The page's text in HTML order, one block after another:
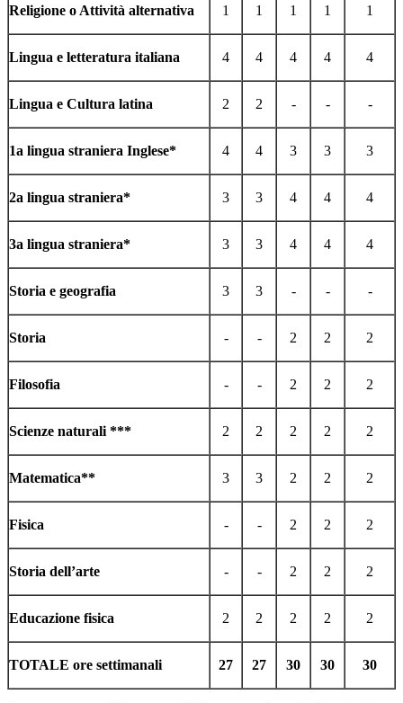
Religione o Attività alternativa 1 1 1 1 1
Lingua e letteratura italiana 4 4 4 4 4
Lingua e Cultura latina 2 2 - - -
1a lingua straniera Inglese* 4 4 3 3 3
2a lingua straniera* 3 3 4 4 4
3a lingua straniera* 3 3 4 4 4
Storia e geografia 3 3 - - -
Storia - - 2 2 2
Filosofia - - 2 2 2
Scienze naturali *** 2 2 2 2 2
Matematica** 3 3 2 2 2
Fisica - - 2 2 2
Storia dell’arte - - 2 2 2
Educazione fisica 2 2 2 2 2
TOTALE ore settimanali 27 27 30 30 30